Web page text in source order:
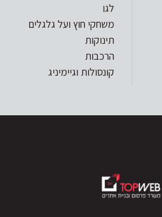
לגו
משחקי חוץ ועל גלגלים
תינוקות
הרכבות
קונסולות וגיימיניג